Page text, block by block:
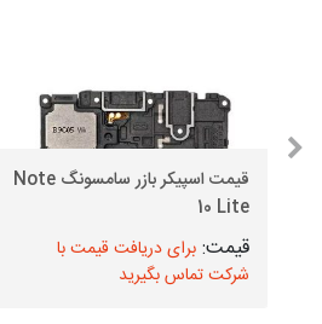
قیمت اسپیکر بازر سامسونگ Note
10 Lite
برای دریافت قیمت با
شرکت تماس بگیرید